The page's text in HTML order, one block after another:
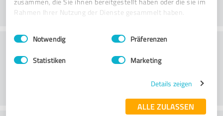
Rahmen Ihrer Nutzung der Dienste gesammelt haben.
Impressum Datenschutzbestimmungen
Einwilligungsauswahl
Notwendig Präferenzen
Statistiken Marketing
Details zeigen
ALLE ZULASSEN
Klienditeenindus